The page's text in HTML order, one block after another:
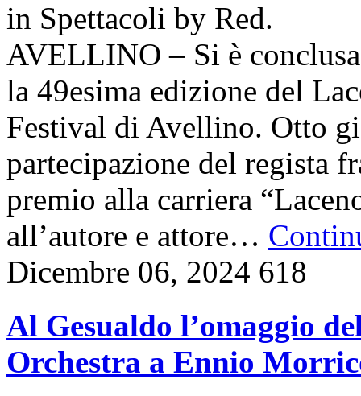
in Spettacoli by Red.
AVELLINO – Si è
la 49esima edizione del
Festival di Avellino. Otto
partecipazione del regista
premio alla carriera
all’autore e attore…
Dicembre 06, 2024 618
Al Gesualdo l’omaggio
Orchestra a Ennio